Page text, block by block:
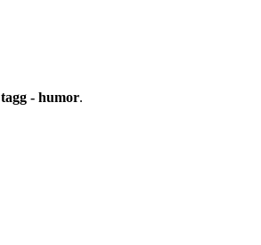
tagg - humor.